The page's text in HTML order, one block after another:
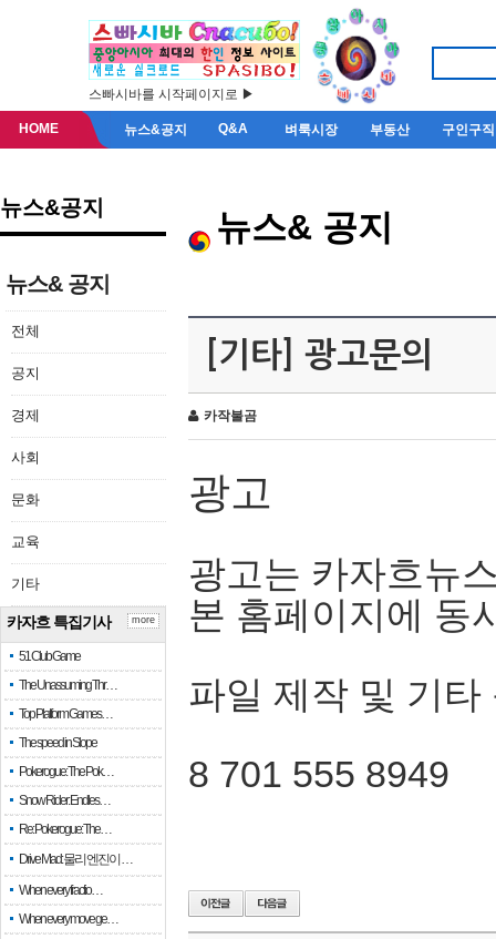
스빠시바를 시작페이지로 ▶
HOME 뉴스&공지 Q&A 벼룩시장 부동산 구인구직
뉴스&공지
뉴스& 공지
전체
공지
경제
사회
문화
교육
기타
카자흐 특집기사
51 Club Game
The Unassuming Thr…
Top Platform Games…
The speed in Slope
Pokerogue: The Pok…
Snow Rider: Endles…
Re: Pokerogue: The…
Drive Mad: 물리 엔진이 …
When every fractio…
When every move ge…
more
뉴스& 공지
[기타] 광고문의
카작불곰
광고
광고는 카자흐뉴
본 홈페이지에 동
파일 제작 및 기타
8 701 555 8949